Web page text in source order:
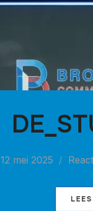
12 mei 2025